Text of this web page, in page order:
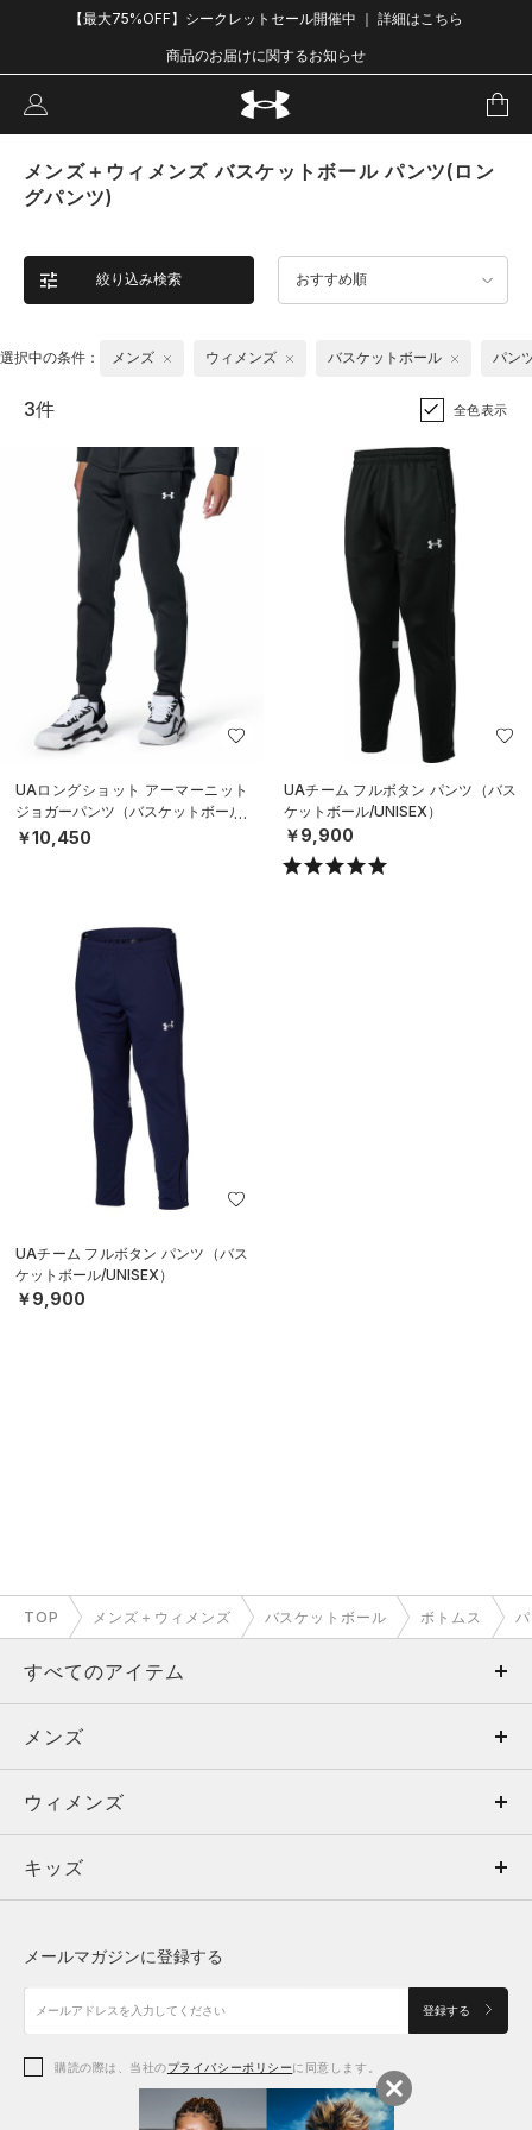
【最大75%OFF】シークレットセール開催中 ｜ 詳細はこちら
商品のお届けに関するお知らせ
メンズ＋ウィメンズ バスケットボール パンツ(ロン
グパンツ)
絞り込み検索 おすすめ順
選択中の条件： メンズ ウィメンズ バスケットボール パン
3件 全色表示
UAロングショット アーマーニット
ジョガーパンツ（バスケットボール/
MEN）
￥10,450
UAチーム フルボタン パンツ（バス
ケットボール/UNISEX）
￥9,900
UAチーム フルボタン パンツ（バス
ケットボール/UNISEX）
￥9,900
TOP メンズ＋ウィメンズ バスケットボール ボトムス
すべてのアイテム
メンズ
ウィメンズ
キッズ
アクセサリー
メンズ
トップス
ボトムス
アクセサリー
ウィメンズ
トップス
シューズ
アクセサリー
キッズ
シューズ
メールマガジンに登録する
登録する
購読の際は、当社のプライバシーポリシーに同意します。